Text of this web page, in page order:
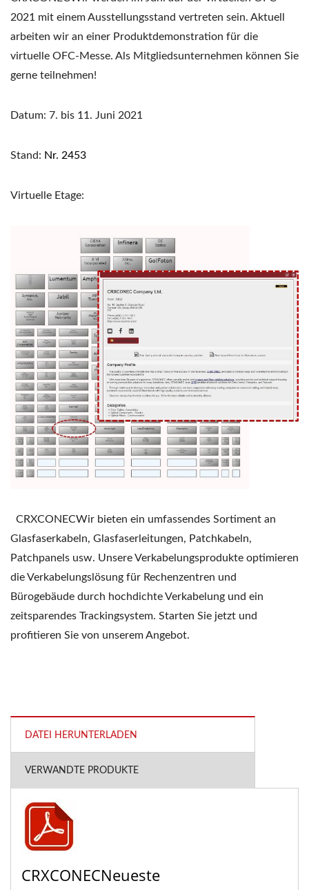
2021 mit einem Ausstellungsstand vertreten sein. Aktuell
arbeiten wir an einer Produktdemonstration für die
virtuelle OFC-Messe. Als Mitgliedsunternehmen können Sie
gerne teilnehmen!
Datum: 7. bis 11. Juni 2021
Stand: Nr. 2453
Virtuelle Etage:
CRXCONECWir bieten ein umfassendes Sortiment an
Glasfaserkabeln, Glasfaserleitungen, Patchkabeln,
Patchpanels usw. Unsere Verkabelungsprodukte optimieren
die Verkabelungslösung für Rechenzentren und
Bürogebäude durch hochdichte Verkabelung und ein
zeitsparendes Trackingsystem. Starten Sie jetzt und
profitieren Sie von unserem Angebot.
DATEI HERUNTERLADEN
VERWANDTE PRODUKTE
CRXCONECNeueste